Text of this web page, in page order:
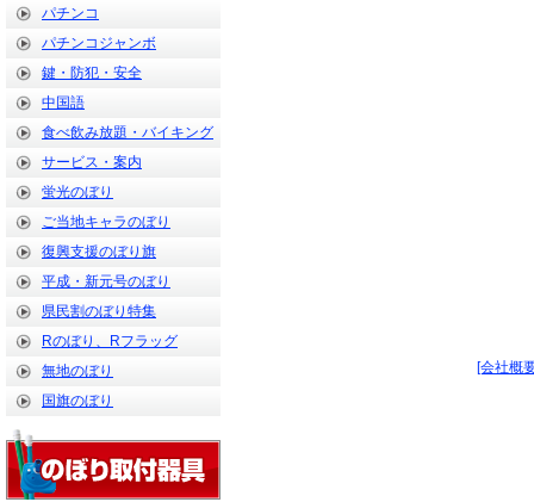
パチンコ
パチンコジャンボ
鍵・防犯・安全
中国語
食べ飲み放題・バイキング
サービス・案内
蛍光のぼり
ご当地キャラのぼり
復興支援のぼり旗
平成・新元号のぼり
県民割のぼり特集
Rのぼり、Rフラッグ
無地のぼり
国旗のぼり
[会社概